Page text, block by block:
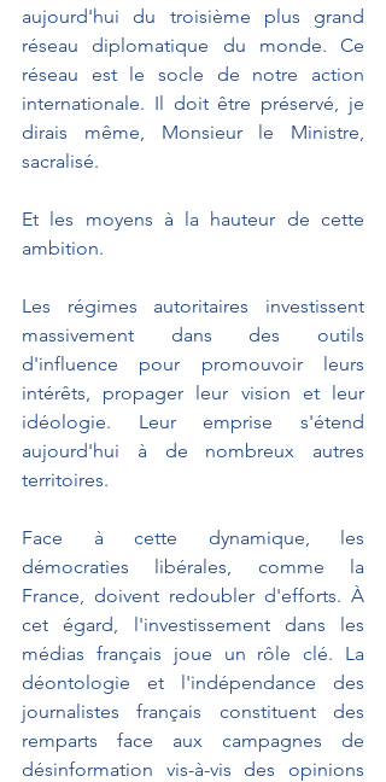
aujourd'hui du troisième plus grand
réseau diplomatique du monde. Ce
réseau est le socle de notre action
internationale. Il doit être préservé, je
dirais même, Monsieur le Ministre,
sacralisé.
Et les moyens à la hauteur de cette
ambition.
Les régimes autoritaires investissent
massivement dans des outils
d'influence pour promouvoir leurs
intérêts, propager leur vision et leur
idéologie. Leur emprise s'étend
aujourd'hui à de nombreux autres
territoires.
Face à cette dynamique, les
démocraties libérales, comme la
France, doivent redoubler d'efforts. À
cet égard, l'investissement dans les
médias français joue un rôle clé. La
déontologie et l'indépendance des
journalistes français constituent des
remparts face aux campagnes de
désinformation vis-à-vis des opinions